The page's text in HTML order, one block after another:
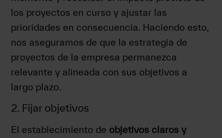
los proyectos en curso y ajustar las
prioridades en consecuencia. Haciendo esto,
nos aseguramos de que la estrategia de
proyectos de la empresa permanezca
relevante y alineada con sus objetivos a
largo plazo.
2. Fijar objetivos
El establecimiento de objetivos claros y